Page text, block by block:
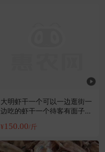
大明虾干一个可以一边逛街一
边吃的虾干一个待客有面子的
¥ 150.00/斤